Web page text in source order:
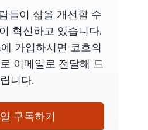
들이 삶을 개선할 수
혁신하고 있습니다.
가입하시면 코흐의
이메일로 전달해 드
립니다.
구독하기